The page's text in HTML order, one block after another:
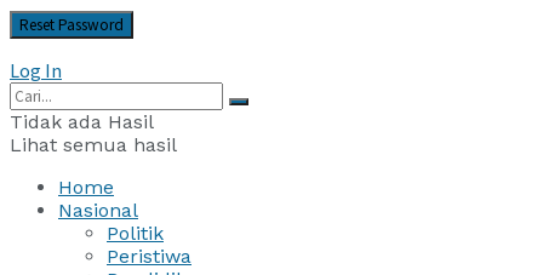
Log In
Tidak ada Hasil
Lihat semua hasil
Home
Nasional
Politik
Peristiwa